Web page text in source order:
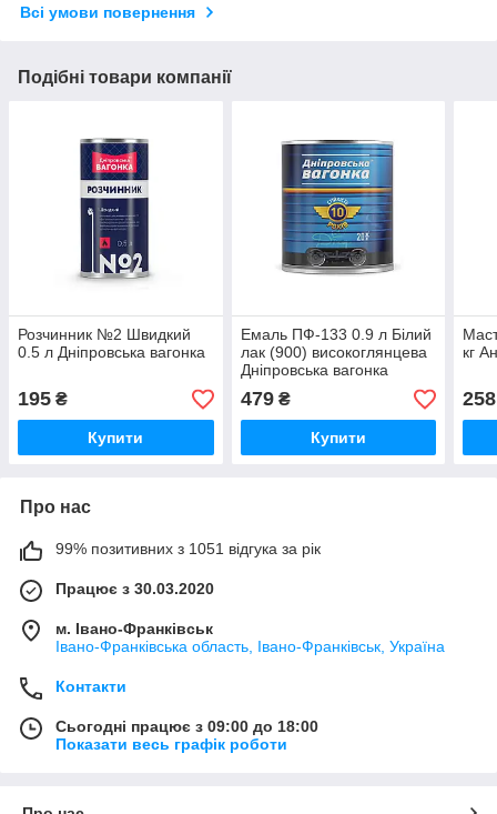
Всі умови повернення
Подібні товари компанії
Розчинник №2 Швидкий
0.5 л Дніпровська вагонка
195 ₴
Купити
Емаль ПФ-133 0.9 л Білий
лак (900) високоглянцева
Дніпровська вагонка
479₴
Купити
кг
258
Про нас
99% позитивних з 1051 відгука за рік
Працює з 30.03.2020
м. Івано-Франківськ
Івано-Франківська область, Івано-Франківськ, Україна
Контакти
Сьогодні працює з 09:00 до 18:00
Показати весь графік роботи